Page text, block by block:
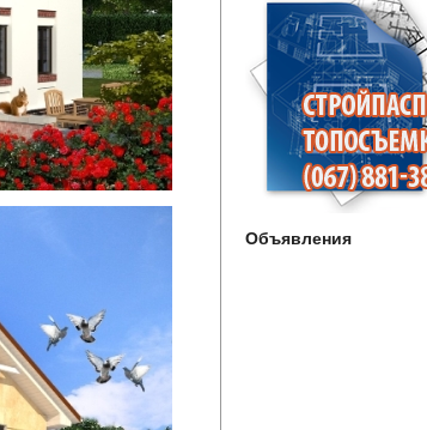
Объявления